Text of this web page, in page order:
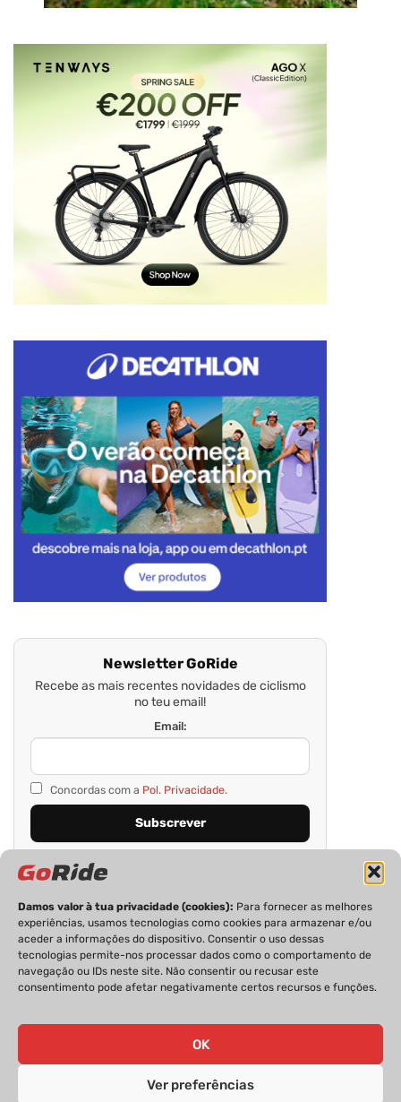
Damos valor à tua privacidade (cookies): Para fornecer as melhores
experiências, usamos tecnologias como cookies para armazenar e/ou
aceder a informações do dispositivo. Consentir o uso dessas
tecnologias permite-nos processar dados como o comportamento de
navegação ou IDs neste site. Não consentir ou recusar este
consentimento pode afetar negativamente certos recursos e funções.
OK
Ver preferências
Newsletter GoRide
Recebe as mais recentes novidades de ciclismo
no teu email!
Email:
Concordas com a Pol. Privacidade.
PRIVACIDADE FICHA TÉCNICA
ESTATUTO EDITORIAL